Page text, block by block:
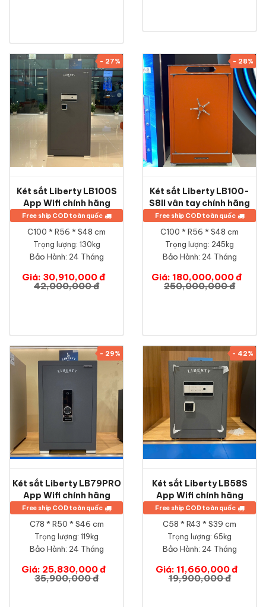
- 27%
Két sắt Liberty LB100S
App Wifi chính hãng
Free ship COD toàn quốc
C100 * R56 * S48 cm
Trọng lượng: 130kg
Bảo Hành: 24 Tháng
Giá: 30,910,000 đ
42,000,000 đ
- 28%
Két sắt Liberty LB100-
S8II vân tay chính hãng
Free ship COD toàn quốc
C100 * R56 * S48 cm
Trọng lượng: 245kg
Bảo Hành: 24 Tháng
Giá: 180,000,000 đ
250,000,000 đ
- 29%
Két sắt Liberty LB79PRO
App Wifi chính hãng
Free ship COD toàn quốc
C78 * R50 * S46 cm
Trọng lượng: 119kg
Bảo Hành: 24 Tháng
Giá: 25,830,000 đ
35,900,000 đ
- 42%
Két sắt Liberty LB58S
App Wifi chính hãng
Free ship COD toàn quốc
C58 * R43 * S39 cm
Trọng lượng: 65kg
Bảo Hành: 24 Tháng
Giá: 11,660,000 đ
19,900,000 đ